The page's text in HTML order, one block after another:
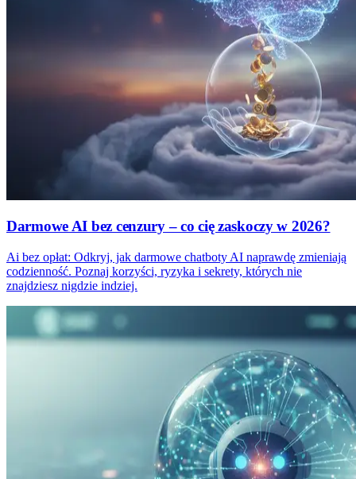
Darmowe AI bez cenzury – co cię zaskoczy w 2026?
Ai bez opłat: Odkryj, jak darmowe chatboty AI naprawdę zmieniają
codzienność. Poznaj korzyści, ryzyka i sekrety, których nie
znajdziesz nigdzie indziej.